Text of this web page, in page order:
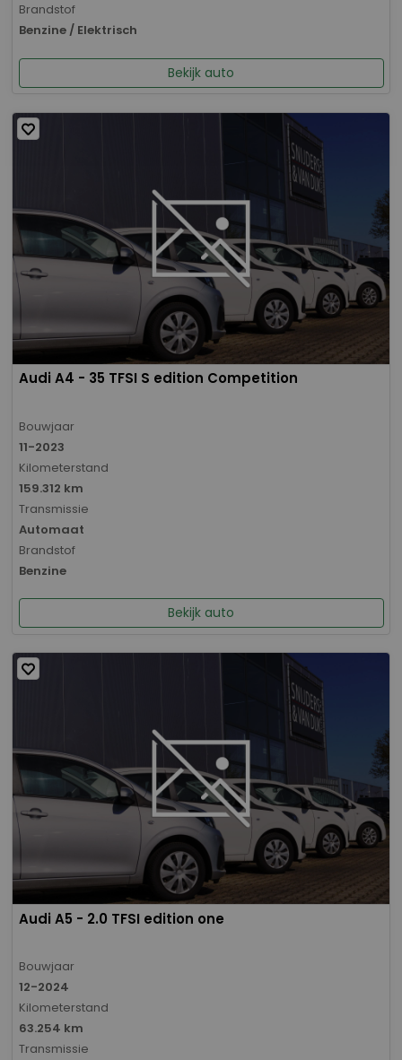
Brandstof
Benzine / Elektrisch
Bekijk auto
Audi A4 - 35 TFSI S edition Competition
Bouwjaar
11-2023
Kilometerstand
159.312 km
Transmissie
Automaat
Brandstof
Benzine
Bekijk auto
Audi A5 - 2.0 TFSI edition one
Bouwjaar
12-2024
Kilometerstand
63.254 km
Transmissie